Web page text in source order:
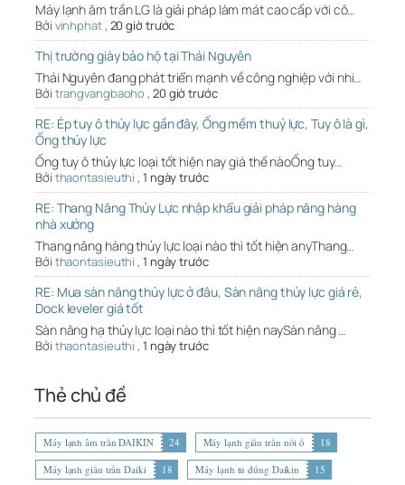
Máy lạnh âm trần LG là giải pháp làm mát cao cấp với cô…
Bởi vinhphat, 20 giờ trước
Thị trường giày bảo hộ tại Thái Nguyên
Thái Nguyên đang phát triển mạnh về công nghiệp với nhi…
Bởi trangvangbaoho , 20 giờ trước
RE: Ép tuy ô thủy lực gần đây, Ống mềm thuỷ lực, Tuy ô là gì,
Ống thủy lực
Ống tuy ô thủy lực loại tốt hiện nay giá thế nàoỐng tuy…
Bởi thaontasieuthi , 1 ngày trước
RE: Thang Nâng Thủy Lực nhập khẩu giải pháp nâng hàng
nhà xưởng
Thang nâng hàng thủy lực loại nào thì tốt hiện anyThang…
Bởi thaontasieuthi , 1 ngày trước
RE: Mua sàn nâng thủy lực ở đâu, Sàn nâng thủy lực giá rẻ,
Dock leveler giá tốt
Sàn nâng hạ thủy lực loại nào thì tốt hiện naySàn nâng …
Bởi thaontasieuthi , 1 ngày trước
Thẻ chủ đề
Máy lạnh âm trần DAIKIN 24 Máy lạnh giấu trần nối ố
18
Máy lạnh giấu trần Daiki
18 Máy lạnh tủ đứng Daikin
15